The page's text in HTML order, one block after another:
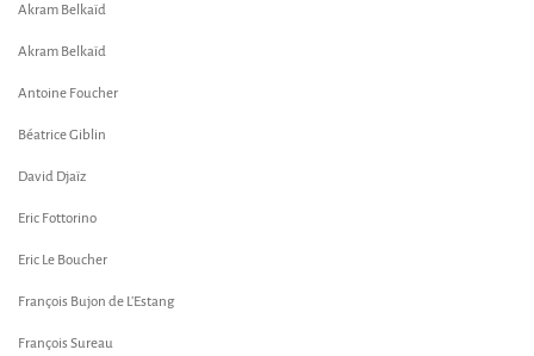
Akram Belkaïd
Akram Belkaïd
Antoine Foucher
Béatrice Giblin
David Djaïz
Eric Fottorino
Eric Le Boucher
François Bujon de L’Estang
François Sureau